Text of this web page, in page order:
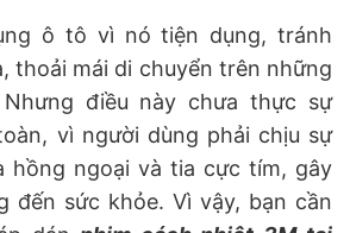
ô tô vì nó tiện dụng, tránh
thoải mái di chuyển trên những
điều này chưa thực sự
vì người dùng phải chịu sự
hồng ngoại và tia cực tím, gây
đến sức khỏe. Vì vậy, bạn cần